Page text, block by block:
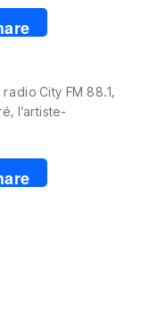
City FM 88.1,
l’artiste-